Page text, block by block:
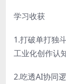
学习收获
1.打破单打独
工业化创作认
2.吃透AI协同